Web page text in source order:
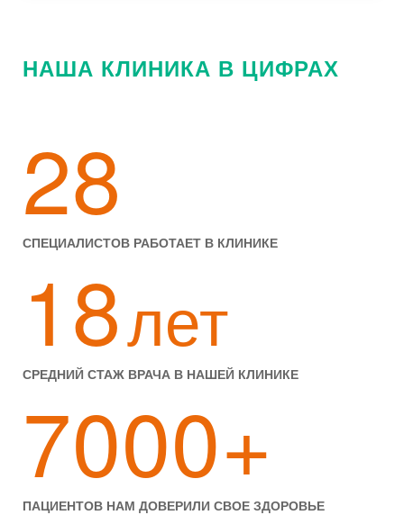
НАША КЛИНИКА В ЦИФРАХ
28
СПЕЦИАЛИСТОВ РАБОТАЕТ В КЛИНИКЕ
18лет
СРЕДНИЙ СТАЖ ВРАЧА В НАШЕЙ КЛИНИКЕ
7000+
ПАЦИЕНТОВ НАМ ДОВЕРИЛИ СВОЕ ЗДОРОВЬЕ